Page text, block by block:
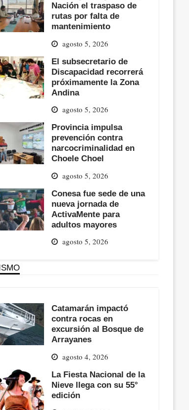
Nación el traspaso de
rutas por falta de
mantenimiento
agosto 5, 2026
El subsecretario de
Discapacidad recorrerá
próximamente la Zona
Andina
agosto 5, 2026
Provincia impulsa
prevención contra
narcocriminalidad en
Choele Choel
agosto 5, 2026
Conesa fue sede de una
nueva jornada de
ActivaMente para
adultos mayores
agosto 5, 2026
Catamarán impactó
contra rocas en
excursión al Bosque de
Arrayanes
agosto 4, 2026
La Fiesta Nacional de la
Nieve llega con su 55°
edición